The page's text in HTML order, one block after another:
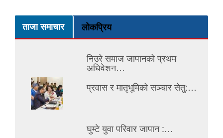
ताजा समाचार लोकप्रिय
निउरे समाज जापानको प्रथम
अधिवेशन…
प्रवास र मातृभूमिको सञ्चार सेतु:…
घुम्टे युवा परिवार जापान :…